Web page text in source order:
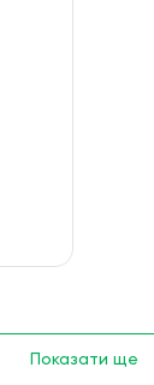
Показати ще